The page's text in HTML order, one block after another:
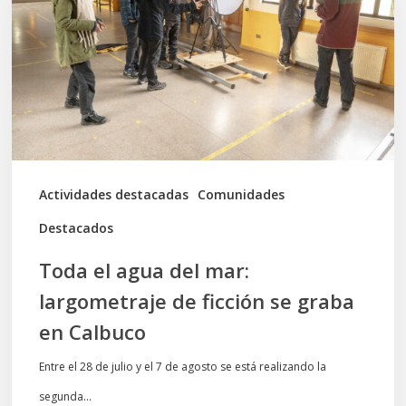
Actividades destacadas Comunidades
Destacados
del
mar:
largometraje
de
ficción
se
graba
Toda el agua del mar:
largometraje de ficción se graba
en Calbuco
Entre el 28 de julio y el 7 de agosto se está realizando la
segunda…